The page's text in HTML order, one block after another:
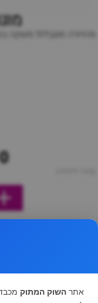
מהדורה מוגבלת! משקה
אתר השוק המתוק